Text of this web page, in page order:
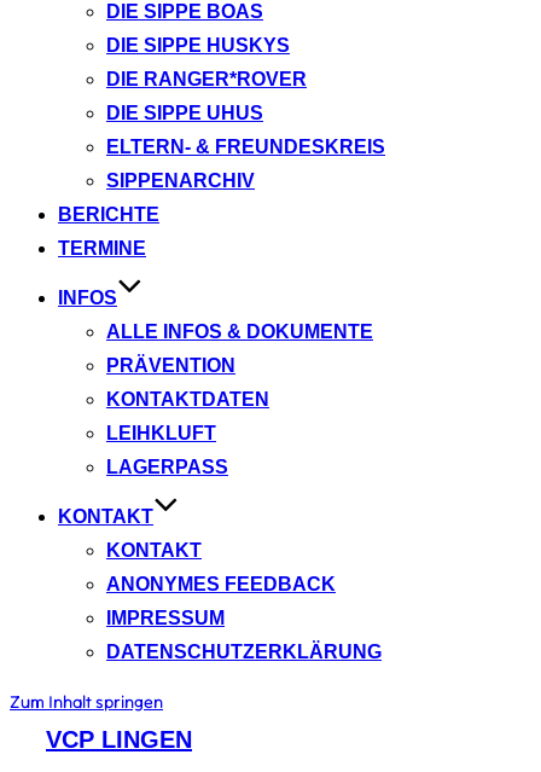
DIE SIPPE BOAS
DIE SIPPE HUSKYS
DIE RANGER*ROVER
DIE SIPPE UHUS
ELTERN- & FREUNDESKREIS
SIPPENARCHIV
BERICHTE
TERMINE
INFOS
ALLE INFOS & DOKUMENTE
PRÄVENTION
KONTAKTDATEN
LEIHKLUFT
LAGERPASS
KONTAKT
KONTAKT
ANONYMES FEEDBACK
IMPRESSUM
DATENSCHUTZERKLÄRUNG
Zum Inhalt springen
VCP LINGEN